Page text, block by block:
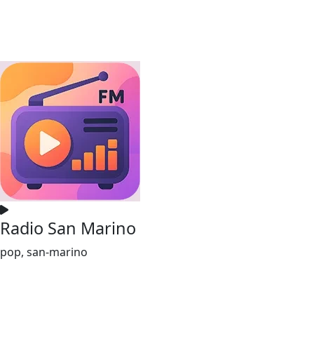
Radio San Marino
pop, san-marino